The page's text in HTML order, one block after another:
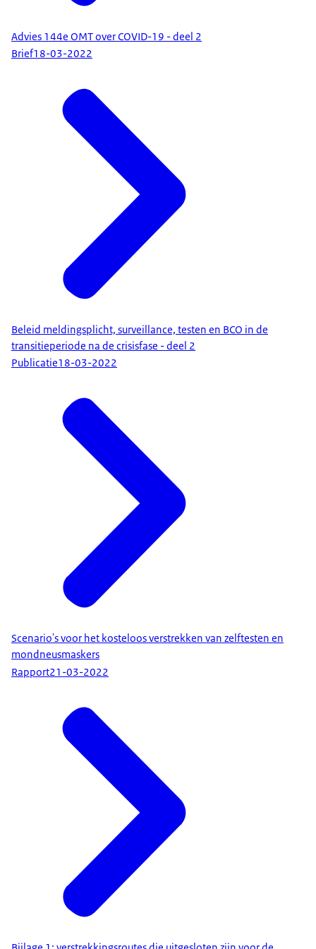
Advies 144e OMT over COVID-19 - deel 2
Brief18-03-2022
Beleid meldingsplicht, surveillance, testen en BCO in de
transitieperiode na de crisisfase - deel 2
Publicatie18-03-2022
Scenario's voor het kosteloos verstrekken van zelftesten en
mondneusmaskers
Rapport21-03-2022